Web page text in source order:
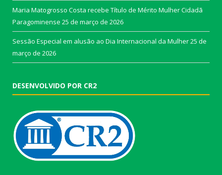
Maria Matogrosso Costa recebe Título de Mérito Mulher Cidadã
Paragominense 25 de março de 2026
Sessão Especial em alusão ao Dia Internacional da Mulher25 de
março de 2026
DESENVOLVIDO POR CR2